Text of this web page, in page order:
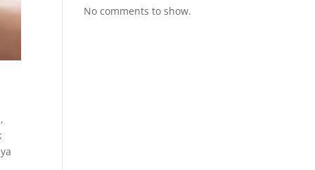
No comments to show.